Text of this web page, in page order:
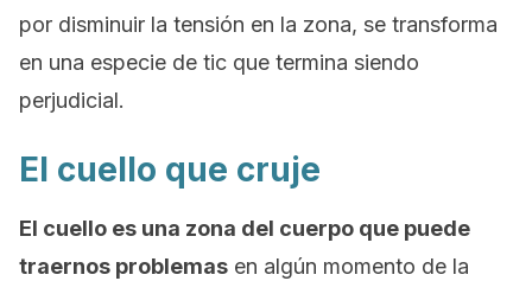
por disminuir la tensión en la zona, se transforma
en una especie de tic que termina siendo
perjudicial.
El cuello que cruje
El cuello es una zona del cuerpo que puede
traernos problemas en algún momento de la